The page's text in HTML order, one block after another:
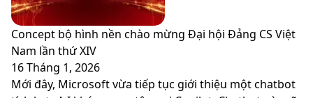
Concept bộ hình nền chào mừng Đại hội Đảng CS Việt
Nam lần thứ XIV
16 Tháng 1, 2026
Mới đây, Microsoft vừa tiếp tục giới thiệu một chatbot